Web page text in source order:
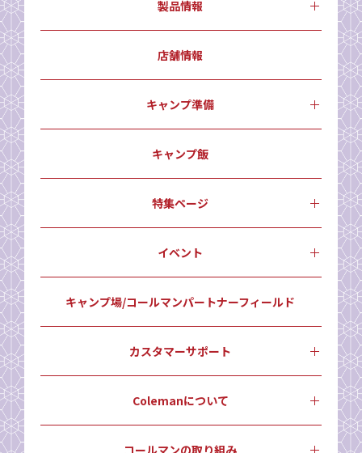
製品情報
店舗情報
キャンプ準備
キャンプ飯
特集ページ
イベント
キャンプ場/コールマンパートナーフィールド
カスタマーサポート
Colemanについて
コールマンの取り組み